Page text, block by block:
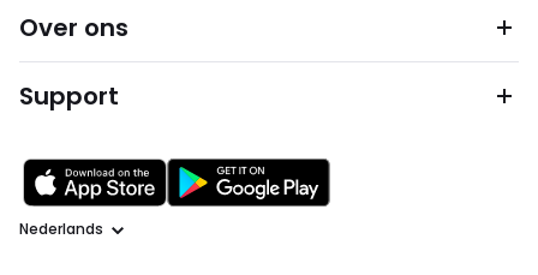
Over ons
Support
Taal